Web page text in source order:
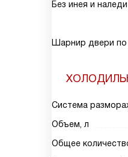
Без инея и
Шарнир двери
Система
Объем, л
Общее